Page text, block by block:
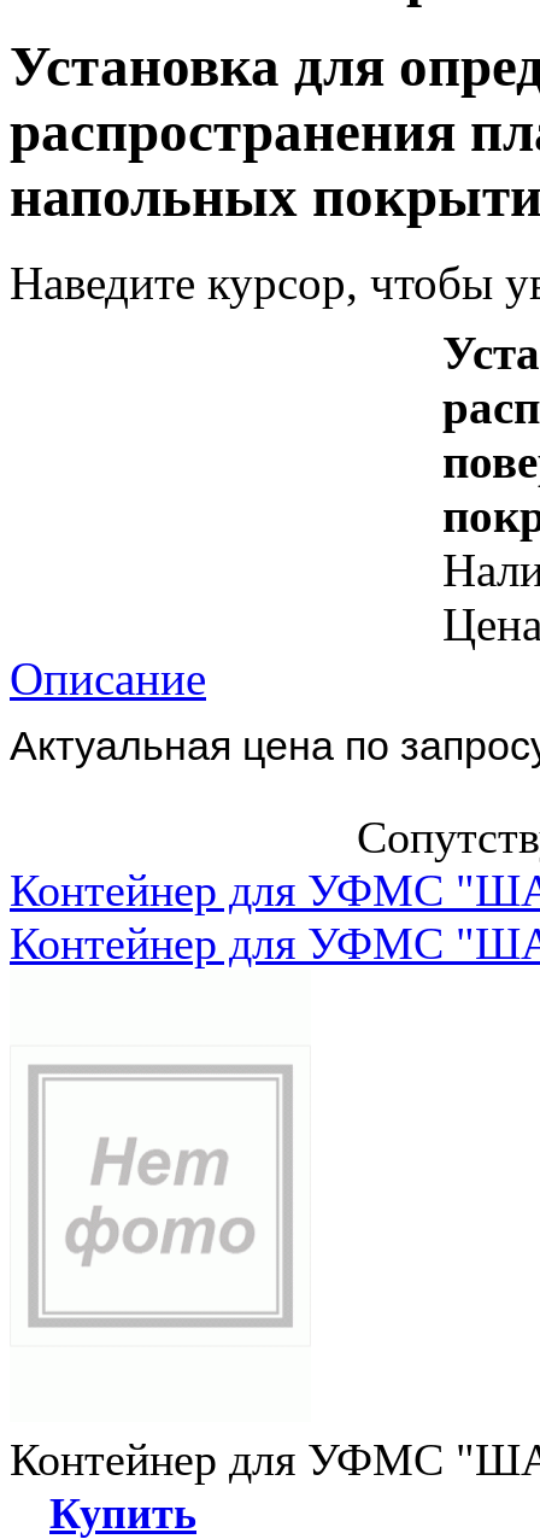
Установка для
распространения
напольных
Наведите курсор, чтобы
Описание
Aктуальная цена по
Контейнер для УФМС
Контейнер для УФМС
Контейнер для УФМС
Купить